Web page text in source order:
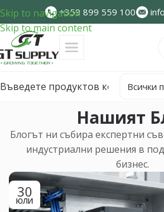
Skip to navigation
Skip to main content
+359 899 559 100
Нашият
Блогът ни събира експертни
индустриални решения в
бизнес.
30
ЮЛИ